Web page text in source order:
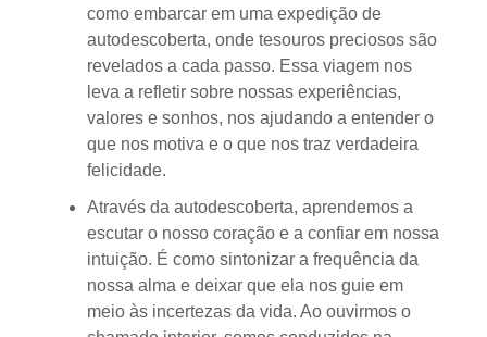
como embarcar em uma expedição de
autodescoberta, onde tesouros preciosos são
revelados a cada passo. Essa viagem nos
leva a refletir sobre nossas experiências,
valores e sonhos, nos ajudando a entender o
que nos motiva e o que nos traz verdadeira
felicidade.
Através da autodescoberta, aprendemos a
escutar o nosso coração e a confiar em nossa
intuição. É como sintonizar a frequência da
nossa alma e deixar que ela nos guie em
meio às incertezas da vida. Ao ouvirmos o